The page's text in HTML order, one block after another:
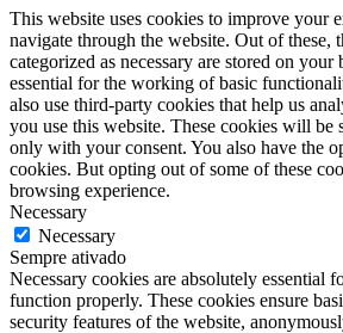
This website uses cookies to improve your
navigate through the website. Out of these,
categorized as necessary are stored on your
essential for the working of basic
also use third-party cookies that help us
you use this website. These cookies will be
only with your consent. You also have the
cookies. But opting out of some of these
browsing experience.
Necessary
Necessary
Sempre ativado
Necessary cookies are absolutely essential
function properly. These cookies ensure
security features of the website,